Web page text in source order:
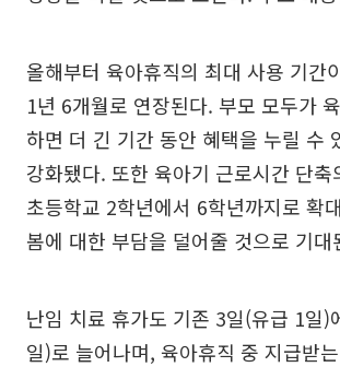
올해부터 육아휴직의 최대 사용 기간
1년 6개월로 연장된다. 부모 모두가
하면 더 긴 기간 동안 혜택을 누릴 수
강화됐다. 또한 육아기 근로시간 단축
초등학교 2학년에서 6학년까지로 확
봄에 대한 부담을 덜어줄 것으로 기대
난임 치료 휴가도 기존 3일(유급 1일)
일)로 늘어나며, 육아휴직 중 지급받